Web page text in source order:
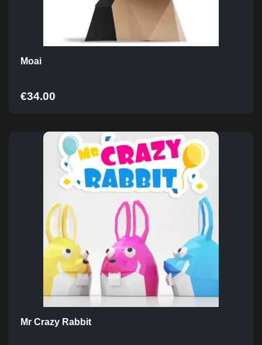
Moai
€34.00
Mr Crazy Rabbit